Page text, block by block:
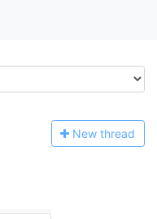
New thread